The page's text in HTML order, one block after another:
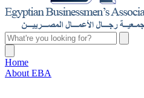
Home
About EBA